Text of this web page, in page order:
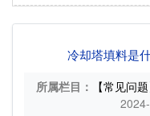
冷却塔填料是
所属栏目： 【常见问题